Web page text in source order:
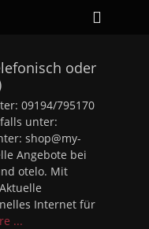
oder
09194/795170
unter:
shop@my-
Angebote bei
otelo. Mit
Internet für
...